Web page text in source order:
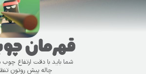
قهرمان
شما باید با دقت ارتفاع چوب
چاله پیش روتون